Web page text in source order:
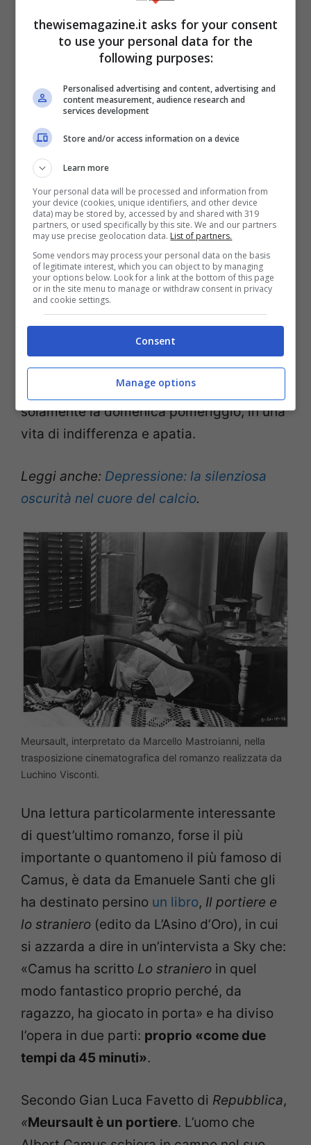
questa frase sia autobiografica; proprio un
anno prima di morire Camus dichiarò che
state le sue uniche vere università. Pur
un’intera opera,il calcio e gli stadi sono
sempre citati nei romanzi di Camus
già citatoIl primo uomo,neLa pestedove
il personaggio di Raymond Rambert
(trasposizione di Jean-Paul Sartre) discute
con un ex calciatore sul professionismo
inglese, sul modulo WW (il 2-3-2-3) e su
quanto sia decisivo il ruolo di
centrocampista nel gioco del calcio, neLo
dove Meursault assiste dal
balcone alla orda di gente che va e ritorna
dallo stadio di calcio e che si sente felice
solamente la domenica pomeriggio, in una
vita di indifferenza e apatia.
Leggi anche: Depressione: la silenziosa
oscurità nel cuore del calcio.
Meursault, interpretato da Marcello Mastroianni, nella
trasposizione cinematografica del romanzo realizzata da
Luchino Visconti.
Una lettura particolarmente interessante
di quest’ultimo romanzo, forse il più
importante o quantomeno il più famoso di
Camus, è data da Emanuele Santi che gli
ha destinato persino un libro, Il portiere e
lo straniero (edito da L’Asino d’Oro), in cui
si azzarda a dire in un’intervista a Sky che:
«Camus ha scritto Lo straniero in quel
modo fantastico proprio perché, da
ragazzo, ha giocato in porta» e ha diviso
l’opera in due parti: proprio «come due
tempi da 45 minuti».
Secondo Gian Luca Favetto di Repubblica,
«Meursault è un portiere. L’uomo che
thewisemagazine.it asks for your consent
to use your personal data for the
following purposes:
Personalised advertising and content, advertising and
content measurement, audience research and
services development
Store and/or access information on a device
Learn more
Your personal data will be processed and information from
your device (cookies, unique identifiers, and other device
data) may be stored by, accessed by and shared with 319
partners, or used specifically by this site. We and our partners
may use precise geolocation data. List of partners.
Some vendors may process your personal data on the basis
of legitimate interest, which you can object to by managing
your options below. Look for a link at the bottom of this page
or in the site menu to manage or withdraw consent in privacy
and cookie settings.
Consent
Manage options